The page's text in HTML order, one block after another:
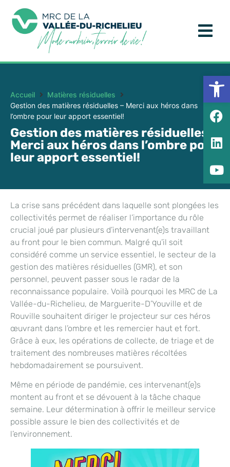
Accueil
Matières résiduelles
Gestion des matières résiduelles – Merci aux héros dans
l’ombre pour leur apport essentiel!
Gestion des matières résiduelles –
Merci aux héros dans l’ombre pour
leur apport essentiel!
La crise sans précédent dans laquelle sont plongées les
collectivités permet de réaliser l’importance du rôle
crucial joué par plusieurs d’intervenant(e)s travaillant
au front pour le bien commun. Malgré qu’il soit
considéré comme un service essentiel, le secteur de la
gestion des matières résiduelles (GMR), et son
personnel, peuvent passer sous le radar de la
reconnaissance populaire. Voilà pourquoi les MRC de La
Vallée-du-Richelieu, de Marguerite-D’Youville et de
Rouville souhaitent diriger le projecteur sur ces héros
œuvrant dans l’ombre et les remercier haut et fort.
Grâce à eux, les opérations de collecte, de triage et de
traitement des nombreuses matières récoltées
hebdomadairement se poursuivent.
Même en période de pandémie, ces intervenant(e)s
montent au front et se dévouent à la tâche chaque
semaine. Leur détermination à offrir le meilleur service
possible assure le bien des collectivités et de
l’environnement.